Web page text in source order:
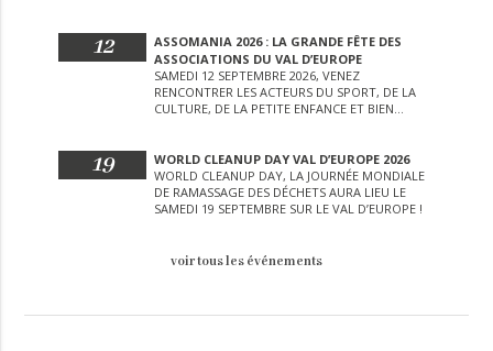
12
ASSOMANIA 2026 : LA GRANDE FÊTE DES
ASSOCIATIONS DU VAL D’EUROPE
SAMEDI 12 SEPTEMBRE 2026, VENEZ
RENCONTRER LES ACTEURS DU SPORT, DE LA
CULTURE, DE LA PETITE ENFANCE ET BIEN
19
WORLD CLEANUP DAY VAL D’EUROPE 2026
WORLD CLEANUP DAY, LA JOURNÉE MONDIALE
DE RAMASSAGE DES DÉCHETS AURA LIEU LE
SAMEDI 19 SEPTEMBRE SUR LE VAL D’EUROPE !
voir tous les événements